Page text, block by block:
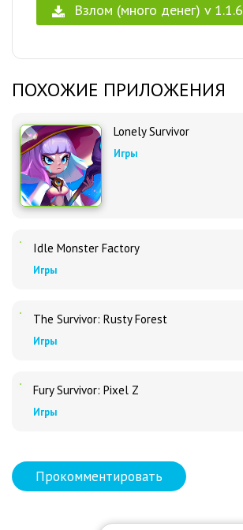
Взлом (много денег) v 1.1.6
ПОХОЖИЕ ПРИЛОЖЕНИЯ
Lonely Survivor
Игры
Idle Monster Factory
Игры
The Survivor: Rusty Forest
Игры
Fury Survivor: Pixel Z
Игры
Прокомментировать